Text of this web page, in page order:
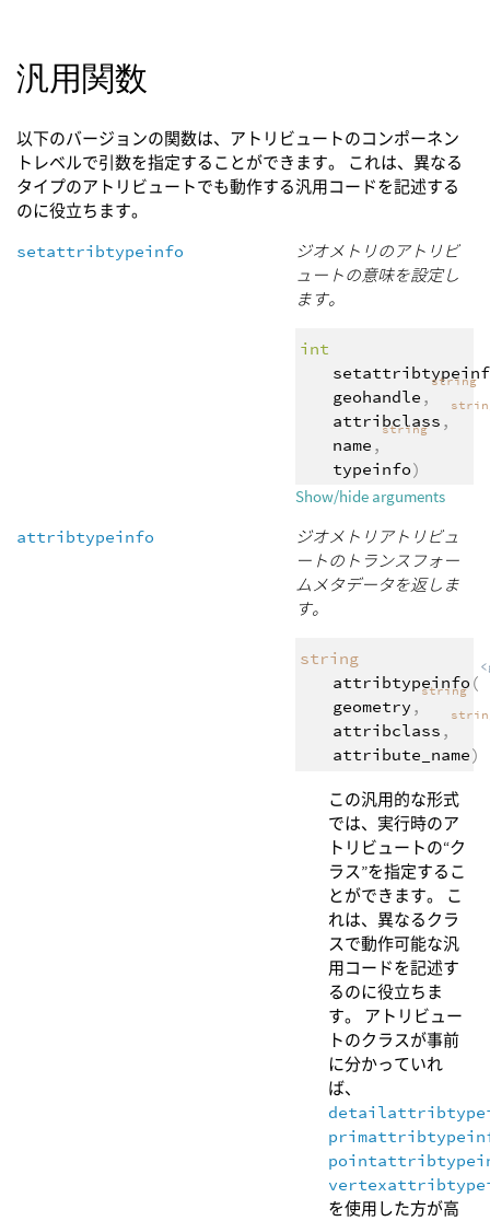
汎用関数
以下のバージョンの関数は、アトリビュートのコンポーネン
トレベルで引数を指定することができます。 これは、異なる
タイプのアトリビュートでも動作する汎用コードを記述する
のに役立ちます。
setattribtypeinfo
ジオメトリのアトリビ
ュートの意味を設定し
ます。
int
geohandle ,
string
attribclass ,
name ,
string
typeinfo)
Show/hide arguments
attribtypeinfo
ジオメトリアトリビュ
ートのトランスフォー
ムメタデータを返しま
す。
string
attribtypeinfo (
geometry ,
string
attribclass ,
attribute_name)
この汎用的な形式
では、実行時のア
トリビュートの“ク
ラス”を指定するこ
とができます。 こ
れは、異なるクラ
スで動作可能な汎
用コードを記述す
るのに役立ちま
す。 アトリビュー
トのクラスが事前
に分かっていれ
ば、
を使用した方が高